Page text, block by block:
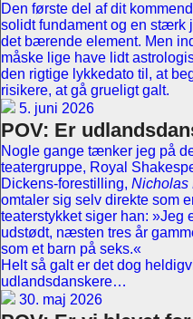
Den første del af dit
solidt fundament og en stærk
det bærende element. Men
måske lige have lidt
den rigtige lykkedato til, at
risikere, at gå grueligt galt.
5. juni 2026
POV: Er
Nogle gange tænker jeg på
teatergruppe, Royal
Dickens-forestilling, Nicholas
omtaler sig selv direkte som
teaterstykket siger han: »Jeg
udstødt, næsten tres år
som et barn på seks.«
Helt så galt er det dog
udlandsdanskere…
30. maj 2026